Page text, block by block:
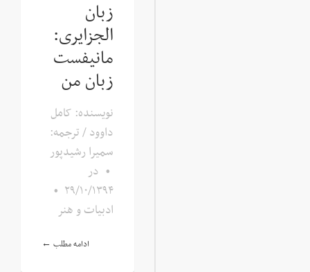
زبان
الجزایری:
مانیفست
زبان من
نویسنده: کامل
داوود / ترجمه:
سمیرا رشیدپور
• در
۲۹/۱۰/۱۳۹۴ •
ادبیات و هنر
ادامه مطلب ←